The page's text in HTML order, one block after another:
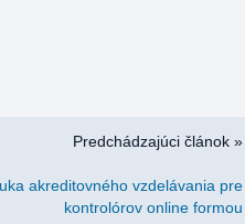
Predchádzajúci článok »
akreditovného vzdelávania pre
kontrolórov online formou